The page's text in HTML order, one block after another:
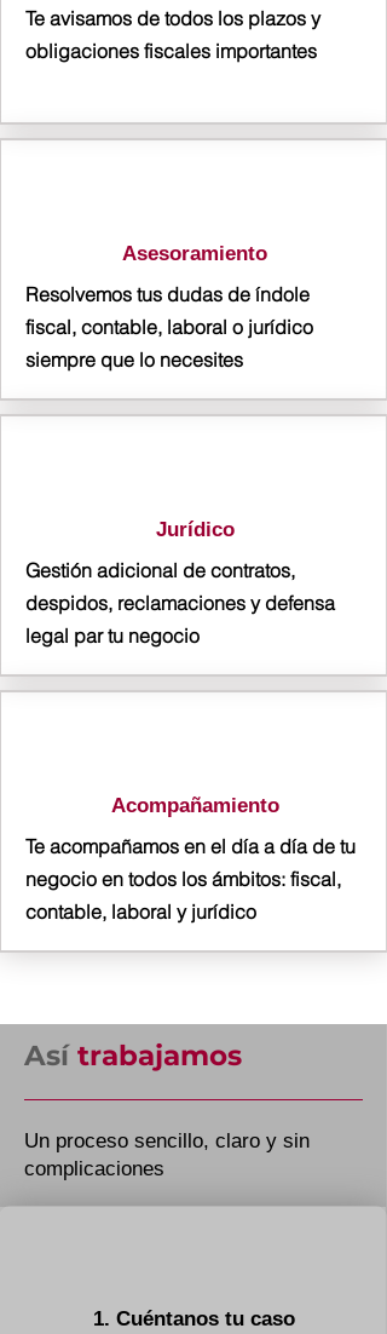
Te avisamos de todos los plazos y
obligaciones fiscales importantes
Asesoramiento
Resolvemos tus dudas de índole
fiscal, contable, laboral o jurídico
siempre que lo necesites
Jurídico
Gestión adicional de contratos,
despidos, reclamaciones y defensa
legal par tu negocio
Acompañamiento
Te acompañamos en el día a día de tu
negocio en todos los ámbitos: fiscal,
contable, laboral y jurídico
Asítrabajamos
Un proceso sencillo, claro y sin
complicaciones
1. Cuéntanos tu caso